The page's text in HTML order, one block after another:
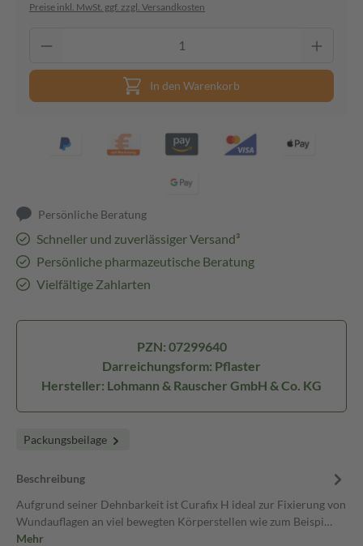
Preise inkl. MwSt. ggf. zzgl. Versandkosten
In den Warenkorb
Persönliche Beratung
Schneller und zuverlässiger Versand³
Persönliche pharmazeutische Beratung
Vielfältige Zahlarten
PZN: 07299640
Darreichungsform: Pflaster
Hersteller: Lohmann & Rauscher GmbH & Co. KG
Packungsbeilage
Beschreibung
Aufgrund seiner Dehnbarkeit ist Curafix H ideal zur Fixierung von
Wundauflagen an viel bewegten Körperstellen wie zum Beispi…
Mehr